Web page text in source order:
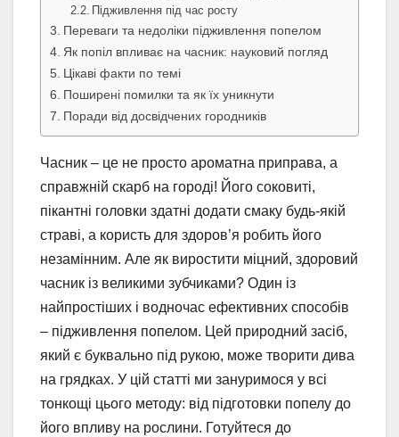
Підживлення під час росту
Переваги та недоліки підживлення попелом
Як попіл впливає на часник: науковий погляд
Цікаві факти по темі
Поширені помилки та як їх уникнути
Поради від досвідчених городників
Часник – це не просто ароматна приправа, а
справжній скарб на городі! Його соковиті,
пікантні головки здатні додати смаку будь-якій
страві, а користь для здоров’я робить його
незамінним. Але як виростити міцний, здоровий
часник із великими зубчиками? Один із
найпростіших і водночас ефективних способів
– підживлення попелом. Цей природний засіб,
який є буквально під рукою, може творити дива
на грядках. У цій статті ми зануримося у всі
тонкощі цього методу: від підготовки попелу до
його впливу на рослини. Готуйтеся до